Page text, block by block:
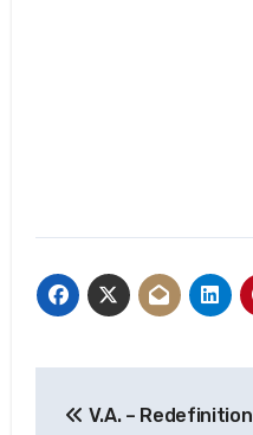
V.A. – Redefinition